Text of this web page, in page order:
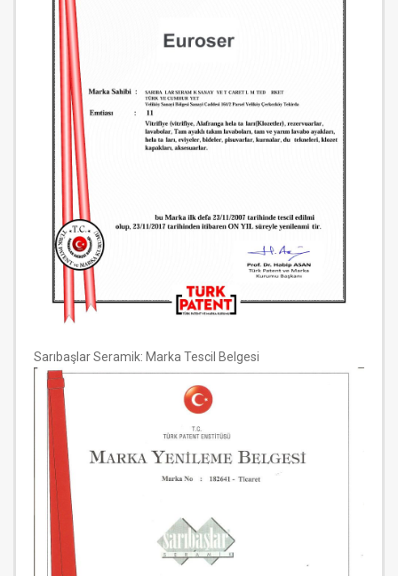
Sarıbaşlar Seramik: Marka Tescil Belgesi